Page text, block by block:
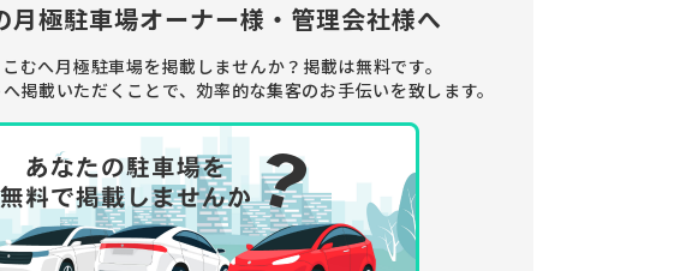
月極駐車場オーナー様・管理会社様へ
むへ月極駐車場を掲載しませんか？ 掲載は無料です。
掲載いただくことで、 効率的な集客のお手伝いを致します。